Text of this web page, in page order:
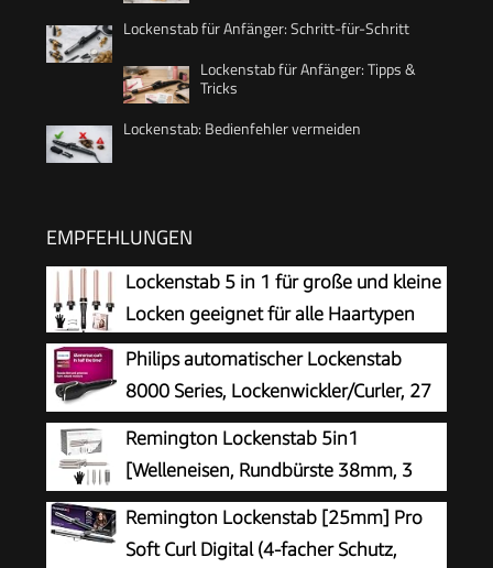
Lockenstab für Anfänger: Schritt-für-Schritt
Lockenstab für Anfänger: Tipps &
Tricks
Lockenstab: Bedienfehler vermeiden
EMPFEHLUNGEN
Lockenstab 5 in 1 für große und kleine
Locken geeignet für alle Haartypen
Philips automatischer Lockenstab
8000 Series, Lockenwickler/Curler, 27
verschiedene Stylingoptionen,
Schwarz, Modell BHB876/00
Remington Lockenstab 5in1
[Welleneisen, Rundbürste 38mm, 3
Lockenaufsätze 13-33mm] Trendology
(LED display 130°C - 210°C, Beach Waves,
Remington Lockenstab [25mm] Pro
Soft Curl Digital (4-facher Schutz,